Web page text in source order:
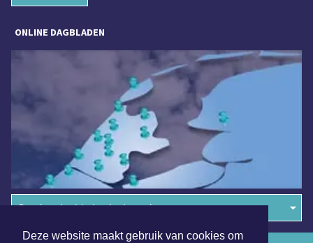
Deze website maakt gebruik van cookies om
ONLINE DAGBLADEN
Overige dagbladen in de regio